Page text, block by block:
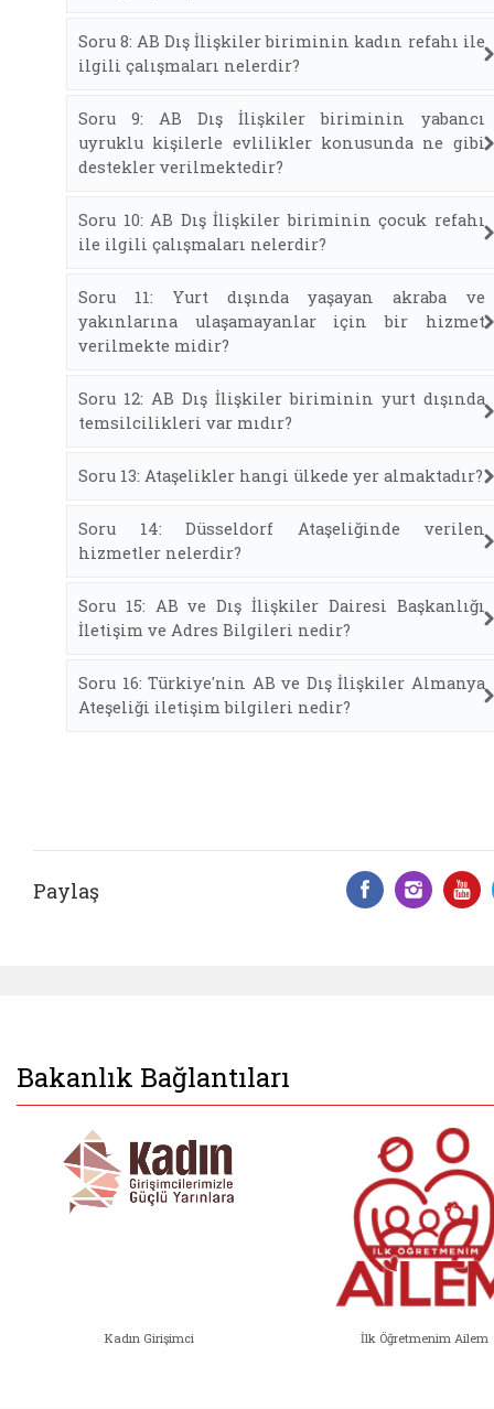
Soru 8: AB Dış İlişkiler biriminin kadın refahı ile
ilgili çalışmaları nelerdir?
Soru 9: AB Dış İlişkiler biriminin yabancı
uyruklu kişilerle evlilikler konusunda ne gibi
destekler verilmektedir?
Soru 10: AB Dış İlişkiler biriminin çocuk refahı
ile ilgili çalışmaları nelerdir?
Soru 11: Yurt dışında yaşayan akraba ve
yakınlarına ulaşamayanlar için bir hizmet
verilmekte midir?
Soru 12: AB Dış İlişkiler biriminin yurt dışında
temsilcilikleri var mıdır?
Soru 13: Ataşelikler hangi ülkede yer almaktadır?
Soru 14: Düsseldorf Ataşeliğinde verilen
hizmetler nelerdir?
Soru 15: AB ve Dış İlişkiler Dairesi Başkanlığı
İletişim ve Adres Bilgileri nedir?
Soru 16: Türkiye'nin AB ve Dış İlişkiler Almanya
Ateşeliği iletişim bilgileri nedir?
Paylaş
Bakanlık Bağlantıları
Kadın Girişimci İlk Öğretmenim Ailem